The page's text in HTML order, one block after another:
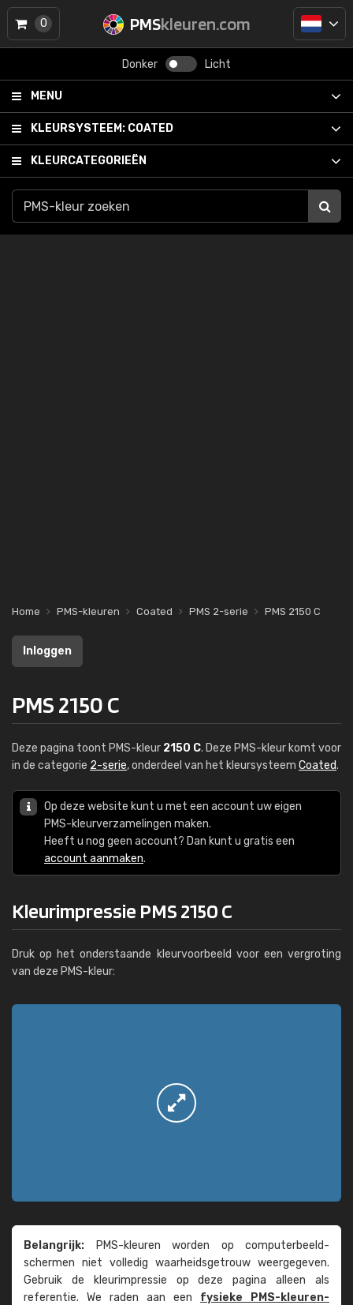
PMSkleuren.com
Donker Licht
MENU
KLEURSYSTEEM: COATED
KLEURCATEGORIEËN
0
Home PMS-kleuren Coated PMS 2-serie PMS 2150 C
Inloggen
PMS 2150 C
Deze pagina toont PMS-kleur 2150 C. Deze PMS-kleur komt voor
in de categorie 2-serie, onderdeel van het kleursysteem Coated.
Op deze website kunt u met een account uw eigen
PMS-kleurverzamelingen maken.
Heeft u nog geen account? Dan kunt u gratis een
account aanmaken.
Kleurimpressie PMS 2150 C
Druk op het onderstaande kleurvoorbeeld voor een vergroting
van deze PMS-kleur:
Belangrijk: PMS-kleuren worden op computer­beeld­
schermen niet volledig waarheids­­getrouw weer­gegeven.
Gebruik de kleur­impressie op deze pagina alleen als
referentie. We raden aan een fysieke PMS-kleuren­